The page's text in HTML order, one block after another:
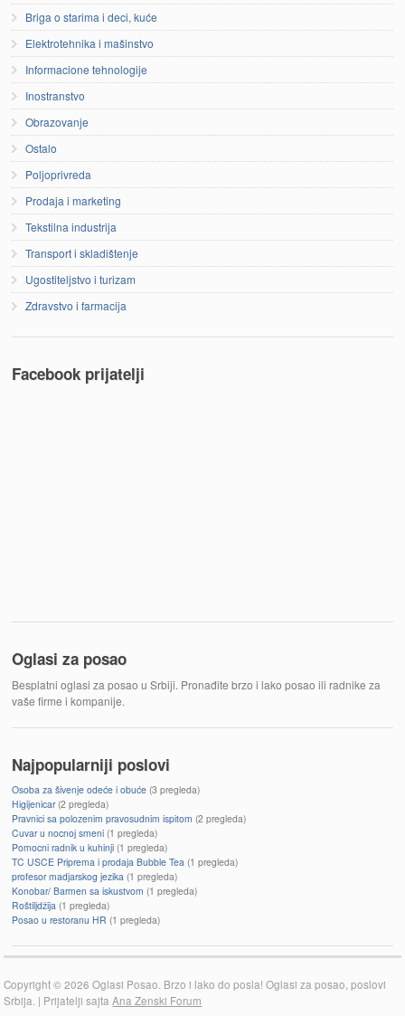
Briga o starima i deci, kuće
Elektrotehnika i mašinstvo
Informacione tehnologije
Inostranstvo
Obrazovanje
Ostalo
Poljoprivreda
Prodaja i marketing
Tekstilna industrija
Transport i skladištenje
Ugostiteljstvo i turizam
Zdravstvo i farmacija
Facebook prijatelji
Oglasi za posao
Besplatni oglasi za posao u Srbiji. Pronađite brzo i lako posao ili radnike za
vaše firme i kompanije.
Najpopularniji poslovi
Osoba za šivenje odeće i obuće (3 pregleda)
Higijenicar(2 pregleda)
Pravnici sa polozenim pravosudnim ispitom (2 pregleda)
Cuvar u nocnoj smeni (1 pregleda)
Pomocni radnik u kuhinji (1 pregleda)
TC USCE Priprema i prodaja Bubble Tea (1 pregleda)
profesor madjarskog jezika (1 pregleda)
Konobar/ Barmen sa iskustvom (1 pregleda)
Roštiljdžija (1 pregleda)
Posao u restoranu HR (1 pregleda)
Copyright © 2026 Oglasi Posao. Brzo i lako do posla! Oglasi za posao, poslovi
Srbija. | Prijatelji sajtaAna Zenski Forum